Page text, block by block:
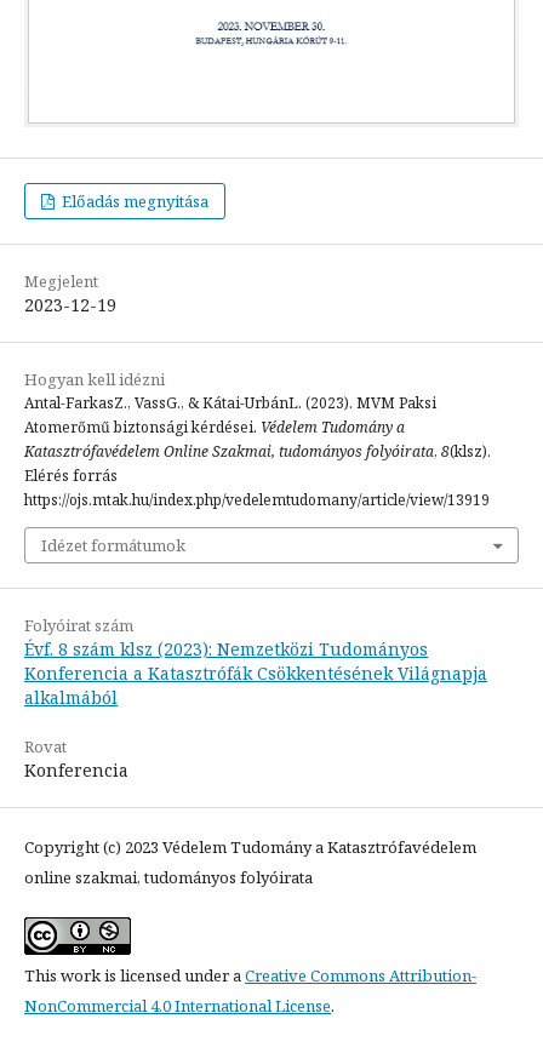
Előadás megnyitása
Megjelent
2023-12-19
Hogyan kell idézni
Antal-FarkasZ., VassG., & Kátai-UrbánL. (2023). MVM Paksi
Atomerőmű biztonsági kérdései. Védelem Tudomány a
Katasztrófavédelem Online Szakmai, tudományos folyóirata, 8(klsz).
Elérés forrás
https://ojs.mtak.hu/index.php/vedelemtudomany/article/view/13919
Idézet formátumok
Folyóirat szám
Évf. 8 szám klsz (2023): Nemzetközi Tudományos
Konferencia a Katasztrófák Csökkentésének Világnapja
alkalmából
Rovat
Konferencia
Copyright (c) 2023 Védelem Tudomány a Katasztrófavédelem
online szakmai, tudományos folyóirata
This work is licensed under aCreative Commons Attribution-
NonCommercial 4.0 International License.